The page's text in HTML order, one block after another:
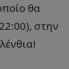
θα
στην